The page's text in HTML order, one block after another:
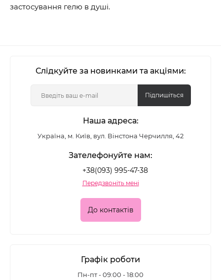
застосування гелю в душі.
Слідкуйте за новинками та акціями:
Підпишіться
Наша адреса:
Україна, м. Київ, вул. Вінстона Черчилля, 42
Зателефонуйте нам:
+38(093) 995-47-38
Передзвоніть мені
До контактів
Графік роботи
Пн-пт - 09:00 - 18:00